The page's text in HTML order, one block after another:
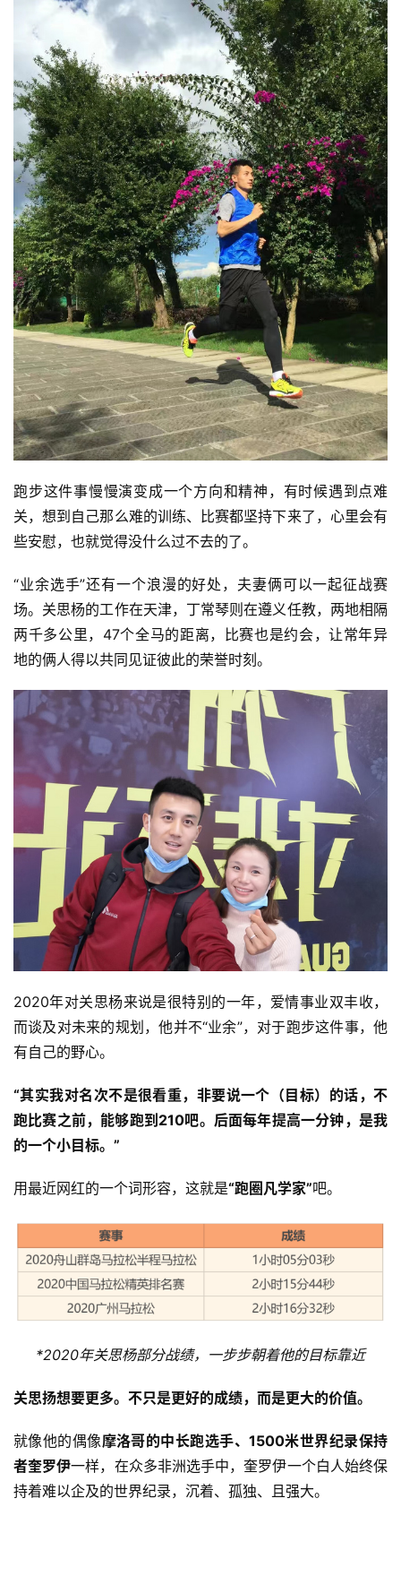
跑步这件事慢慢演变成一个方向和精神，有时候遇到点难
关，想到自己那么难的训练、比赛都坚持下来了，心里会有
些安慰，也就觉得没什么过不去的了。
“业余选手”还有一个浪漫的好处，夫妻俩可以一起征战赛
场。关思杨的工作在天津，丁常琴则在遵义任教，两地相隔
两千多公里，47个全马的距离，比赛也是约会，让常年异
地的俩人得以共同见证彼此的荣誉时刻。
2020年对关思杨来说是很特别的一年，爱情事业双丰收，
而谈及对未来的规划，他并不“业余”，对于跑步这件事，他
有自己的野心。
“其实我对名次不是很看重，非要说一个（目标）的话，不
跑比赛之前，能够跑到210吧。后面每年提高一分钟，是我
的一个小目标。”
用最近网红的一个词形容，这就是“跑圈凡学家”吧。
*2020年关思杨部分战绩，一步步朝着他的目标靠近
关思扬想要更多。 不只是更好的成绩，而是更大的价值。
就像他的偶像摩洛哥的中长跑选手、1500米世界纪录保持
者奎罗伊一样，在众多非洲选手中，奎罗伊一个白人始终保
持着难以企及的世界纪录，沉着、孤独、且强大。